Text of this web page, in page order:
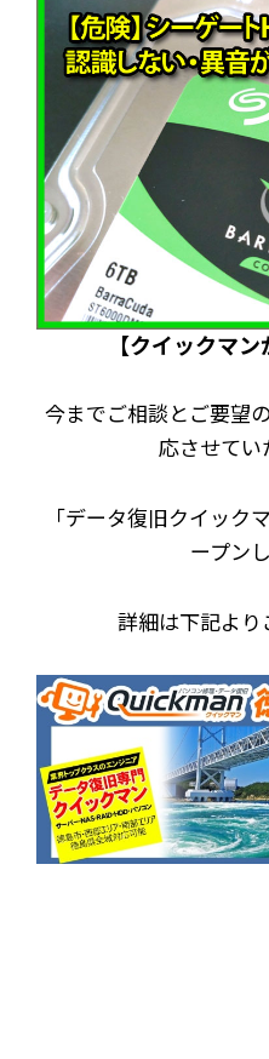
【クイックマ
今までご相談とご要望
応させてい
「データ復旧クイック
ープン
詳細は下記より